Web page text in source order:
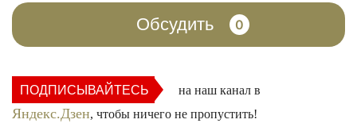
Обсудить 0
ПОДПИСЫВАЙТЕСЬ на наш канал в
Яндекс.Дзен, чтобы ничего не пропустить!